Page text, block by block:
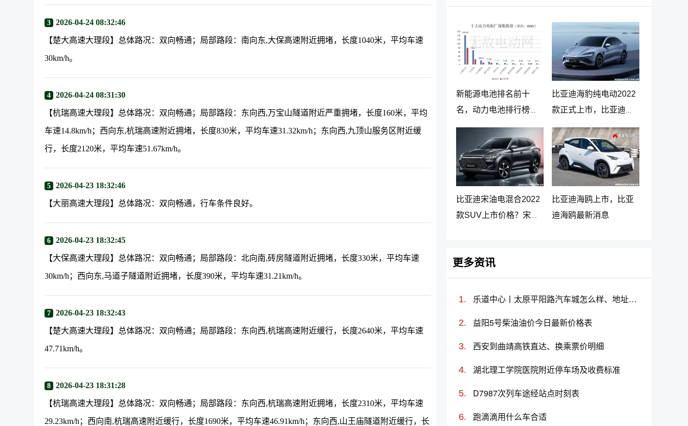
3 2026-04-24 08:32:46
【楚大高速大理段】总体路况：双向畅通；局部路段：南向东,大保高速附近拥堵，长度1040米，平均车速
30km/h。
4 2026-04-24 08:31:30
【杭瑞高速大理段】总体路况：双向畅通；局部路段：东向西,万宝山隧道附近严重拥堵，长度160米，平均
车速14.8km/h；西向东,杭瑞高速附近拥堵，长度830米，平均车速31.32km/h；东向西,九顶山服务区附近缓
行，长度2120米，平均车速51.67km/h。
5 2026-04-23 18:32:46
【大丽高速大理段】总体路况：双向畅通，行车条件良好。
6 2026-04-23 18:32:45
【大保高速大理段】总体路况：双向畅通；局部路段：北向南,砖房隧道附近拥堵，长度330米，平均车速
30km/h；西向东,马道子隧道附近拥堵，长度390米，平均车速31.21km/h。
7 2026-04-23 18:32:43
【楚大高速大理段】总体路况：双向畅通；局部路段：东向西,杭瑞高速附近缓行，长度2640米，平均车速
47.71km/h。
8 2026-04-23 18:31:28
【杭瑞高速大理段】总体路况：双向畅通；局部路段：东向西,杭瑞高速附近拥堵，长度2310米，平均车速
29.23km/h；西向南,杭瑞高速附近缓行，长度1690米，平均车速46.91km/h；东向西,山王庙隧道附近缓行，长
新能源电池排名前十
名，动力电池排行榜前
十名
比亚迪海豹纯电动2022
款正式上市，比亚迪海
豹纯电动报价20.98万起
比亚迪宋油电混合2022
款SUV上市价格？宋
比亚迪海鸥上市，比亚
迪海鸥最新消息
更多资讯
乐道中心丨太原平阳路汽车城怎么样、地址、电话、上班时间查询
益阳5号柴油油价今日最新价格表
西安到曲靖高铁直达、换乘票价明细
湖北理工学院医院附近停车场及收费标准
D7987次列车途经站点时刻表
跑滴滴用什么车合适